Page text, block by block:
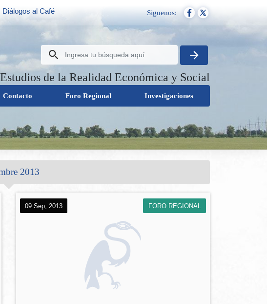
Diálogos al Café Siguenos:
de la Realidad Económica y Social
Contacto Foro Regional Investigaciones
2013
09 Sep, 2013 FORO REGIONAL